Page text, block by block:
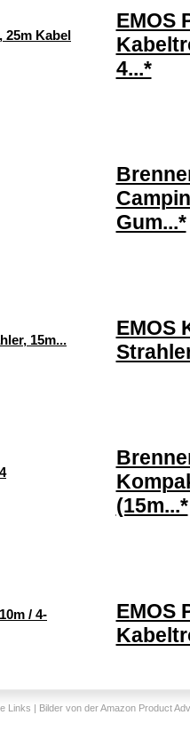
EMOS
4...*
Gum...*
EMOS
(15m...*
EMOS
Links | Bilder von der Amazon Product